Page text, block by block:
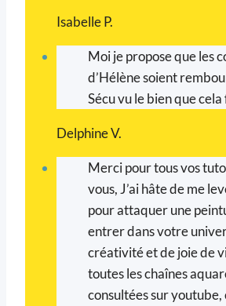
Isabelle P.
Moi je propose que les
d’Hélène soient
Sécu vu le bien que
Delphine V.
Merci pour tous vos
vous, J’ai hâte de me
pour attaquer une
entrer dans votre
créativité et de joie de
toutes les chaînes
consultées sur youtube,